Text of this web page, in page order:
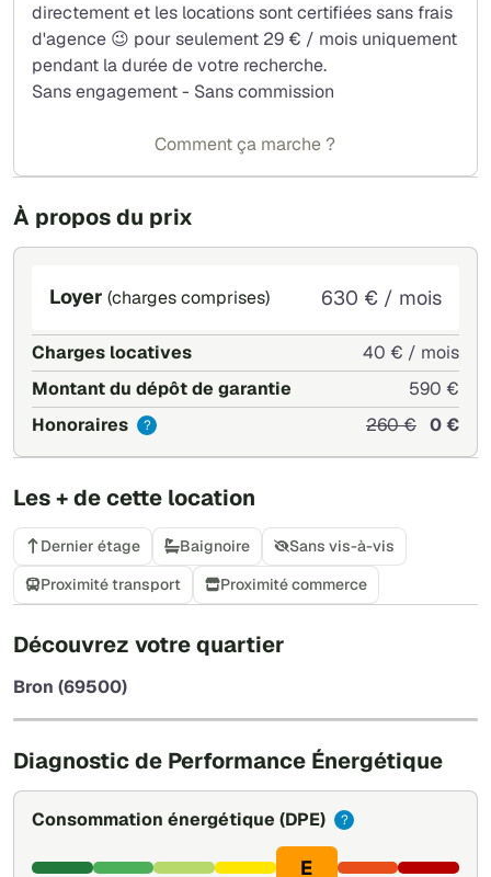
À propos du prix
Loyer (charges comprises) 630 € / mois
Charges locatives
40 € / mois
Montant du dépôt de garantie
590 €
Honoraires
? 260 € 0 €
Les + de cette location
Dernier étage Baignoire
Sans vis-à-vis
Proximité transport
Proximité commerce
Découvrez votre quartier
Bron (69500)
Diagnostic de Performance Énergétique
Consommation énergétique (DPE) ?
E
directement et les locations sont certifiées sans frais
d'agence 😉 pour seulement 29 € / mois uniquement
pendant la durée de votre recherche.
Sans engagement - Sans commission
Comment ça marche ?